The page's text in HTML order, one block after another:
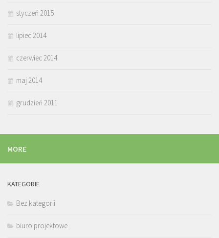
styczeń 2015
lipiec 2014
czerwiec 2014
maj 2014
grudzień 2011
MORE
KATEGORIE
Bez kategorii
biuro projektowe